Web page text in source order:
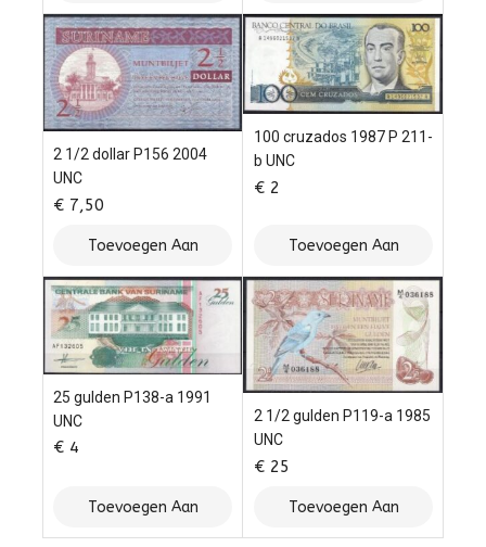
Winkelwagen
Winkelwagen
2 1/2 dollar P156 2004
UNC
€ 7,50
Toevoegen Aan
Winkelwagen
100 cruzados 1987 P 211-
b UNC
€ 2
Toevoegen Aan
Winkelwagen
25 gulden P138-a 1991
UNC
€ 4
Toevoegen Aan
Winkelwagen
2 1/2 gulden P119-a 1985
UNC
€ 25
Toevoegen Aan
Winkelwagen